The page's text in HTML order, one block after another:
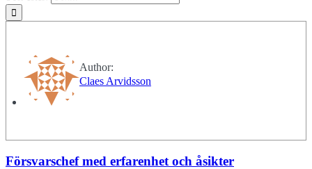
Author:
Claes Arvidsson
Försvarschef med erfarenhet och åsikter